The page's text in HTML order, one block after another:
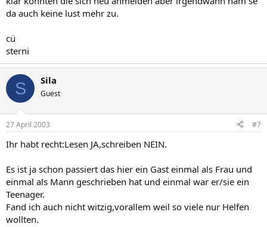
da auch keine lust mehr zu.
cü
sterni
S Sila
Guest
27 April 2003 #7
Ihr habt recht:Lesen JA,schreiben NEIN.
Es ist ja schon passiert das hier ein Gast einmal als Frau und
einmal als Mann geschrieben hat und einmal war er/sie ein
Teenager.
Fand ich auch nicht witzig,vorallem weil so viele nur Helfen
wollten.